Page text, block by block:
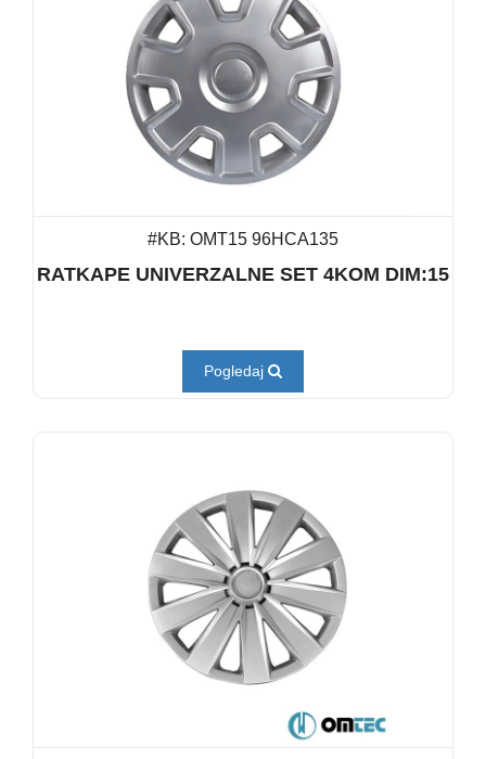
#KB: OMT15 96HCA135
RATKAPE UNIVERZALNE SET 4KOM DIM:15
Pogledaj